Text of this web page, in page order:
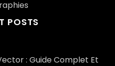
POSTS
: Guide Complet Et